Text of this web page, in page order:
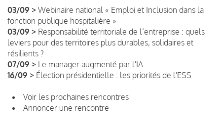
03/09 > Webinaire national « Emploi et Inclusion dans la
fonction publique hospitalière »
03/09 > Responsabilité territoriale de l’entreprise : quels
leviers pour des territoires plus durables, solidaires et
résilients ?
07/09 > Le manager augmenté par l'IA
16/09 > Élection présidentielle : les priorités de l'ESS
Voir les prochaines rencontres
Annoncer une rencontre